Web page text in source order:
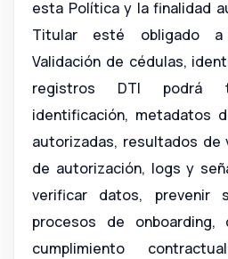
esta Política y la finalidad
Titular esté obligado a
Validación de cédulas,
registros DTI podrá
identificación, metadatos
autorizadas, resultados de
de autorización, logs y
verificar datos, prevenir
procesos de
cumplimiento